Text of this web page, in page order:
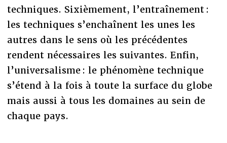
techniques. Sixièmement, l’entraînement :
les techniques s’enchaînent les unes les
autres dans le sens où les précédentes
rendent nécessaires les suivantes. Enfin,
l’universalisme : le phénomène technique
s’étend à la fois à toute la surface du globe
mais aussi à tous les domaines au sein de
chaque pays.